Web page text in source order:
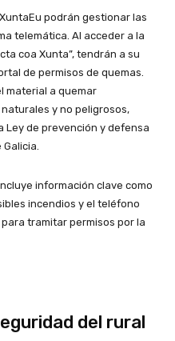
podrán gestionar las
telemática. Al acceder a la
coa Xunta”, tendrán a su
de permisos de quemas.
material a quemar
y no peligrosos,
Ley de prevención y defensa
información clave como
incendios y el teléfono
tramitar permisos por la
del rural